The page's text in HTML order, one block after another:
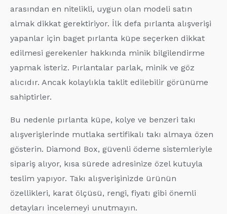
arasından en nitelikli, uygun olan modeli satın
almak dikkat gerektiriyor. İlk defa pırlanta alışverişi
yapanlar için baget pırlanta küpe seçerken dikkat
edilmesi gerekenler hakkında minik bilgilendirme
yapmak isteriz. Pırlantalar parlak, minik ve göz
alıcıdır. Ancak kolaylıkla taklit edilebilir görünüme
sahiptirler.
Bu nedenle pırlanta küpe, kolye ve benzeri takı
alışverişlerinde mutlaka sertifikalı takı almaya özen
gösterin. Diamond Box, güvenli ödeme sistemleriyle
sipariş alıyor, kısa sürede adresinize özel kutuyla
teslim yapıyor. Takı alışverişinizde ürünün
özellikleri, karat ölçüsü, rengi, fiyatı gibi önemli
detayları incelemeyi unutmayın.